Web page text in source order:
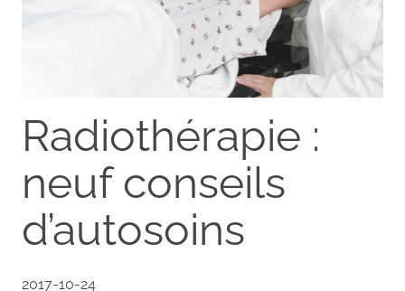
Radiothérapie :
neuf conseils
d’autosoins
2017-10-24